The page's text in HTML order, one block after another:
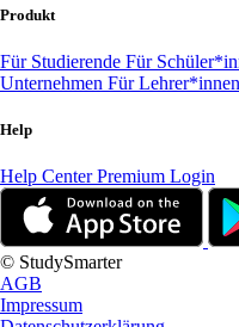
Produkt
Für Studierende Für
Unternehmen Für Lehrer*innen
Help
Help CenterPremium Login
© StudySmarter
AGB
Impressum